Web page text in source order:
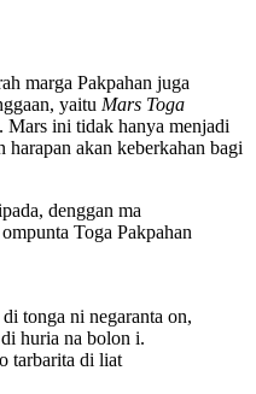
marga Pakpahan juga
yaitu Mars Toga
Mars ini tidak hanya menjadi
harapan akan keberkahan bagi
denggan ma
Toga Pakpahan
tonga ni negaranta on,
huria na bolon i.
tarbarita di liat